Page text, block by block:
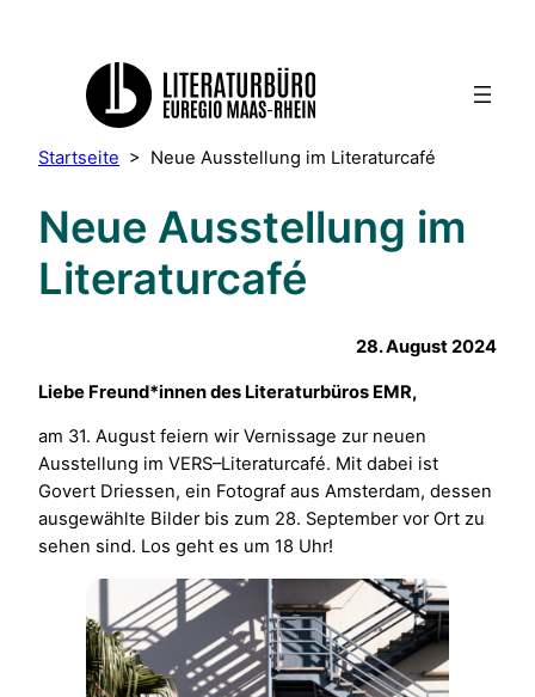
Startseite > Neue Ausstellung im Literaturcafé
Neue Ausstellung im
Literaturcafé
28. August 2024
Liebe Freund*innen des Literaturbüros EMR,
am 31. August feiern wir Vernissage zur neuen
Ausstellung im VERS–Literaturcafé. Mit dabei ist
Govert Driessen, ein Fotograf aus Amsterdam, dessen
ausgewählte Bilder bis zum 28. September vor Ort zu
sehen sind. Los geht es um 18 Uhr!